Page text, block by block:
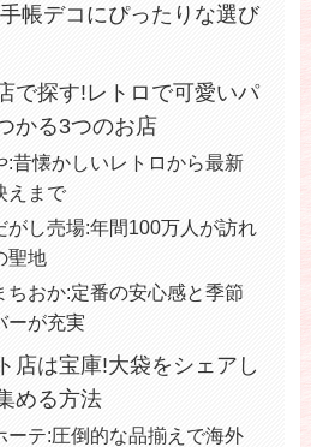
帳デコにぴったりな選び
で探す!レトロで可愛いパ
かる3つのお店
:昔懐かしいレトロから最新
えまで
がし売場:年間100万人が訪れ
聖地
ちおか:定番の安心感と季節
ーが充実
店は宝庫!大袋をシェアし
める方法
ーテ:圧倒的な品揃えで海外